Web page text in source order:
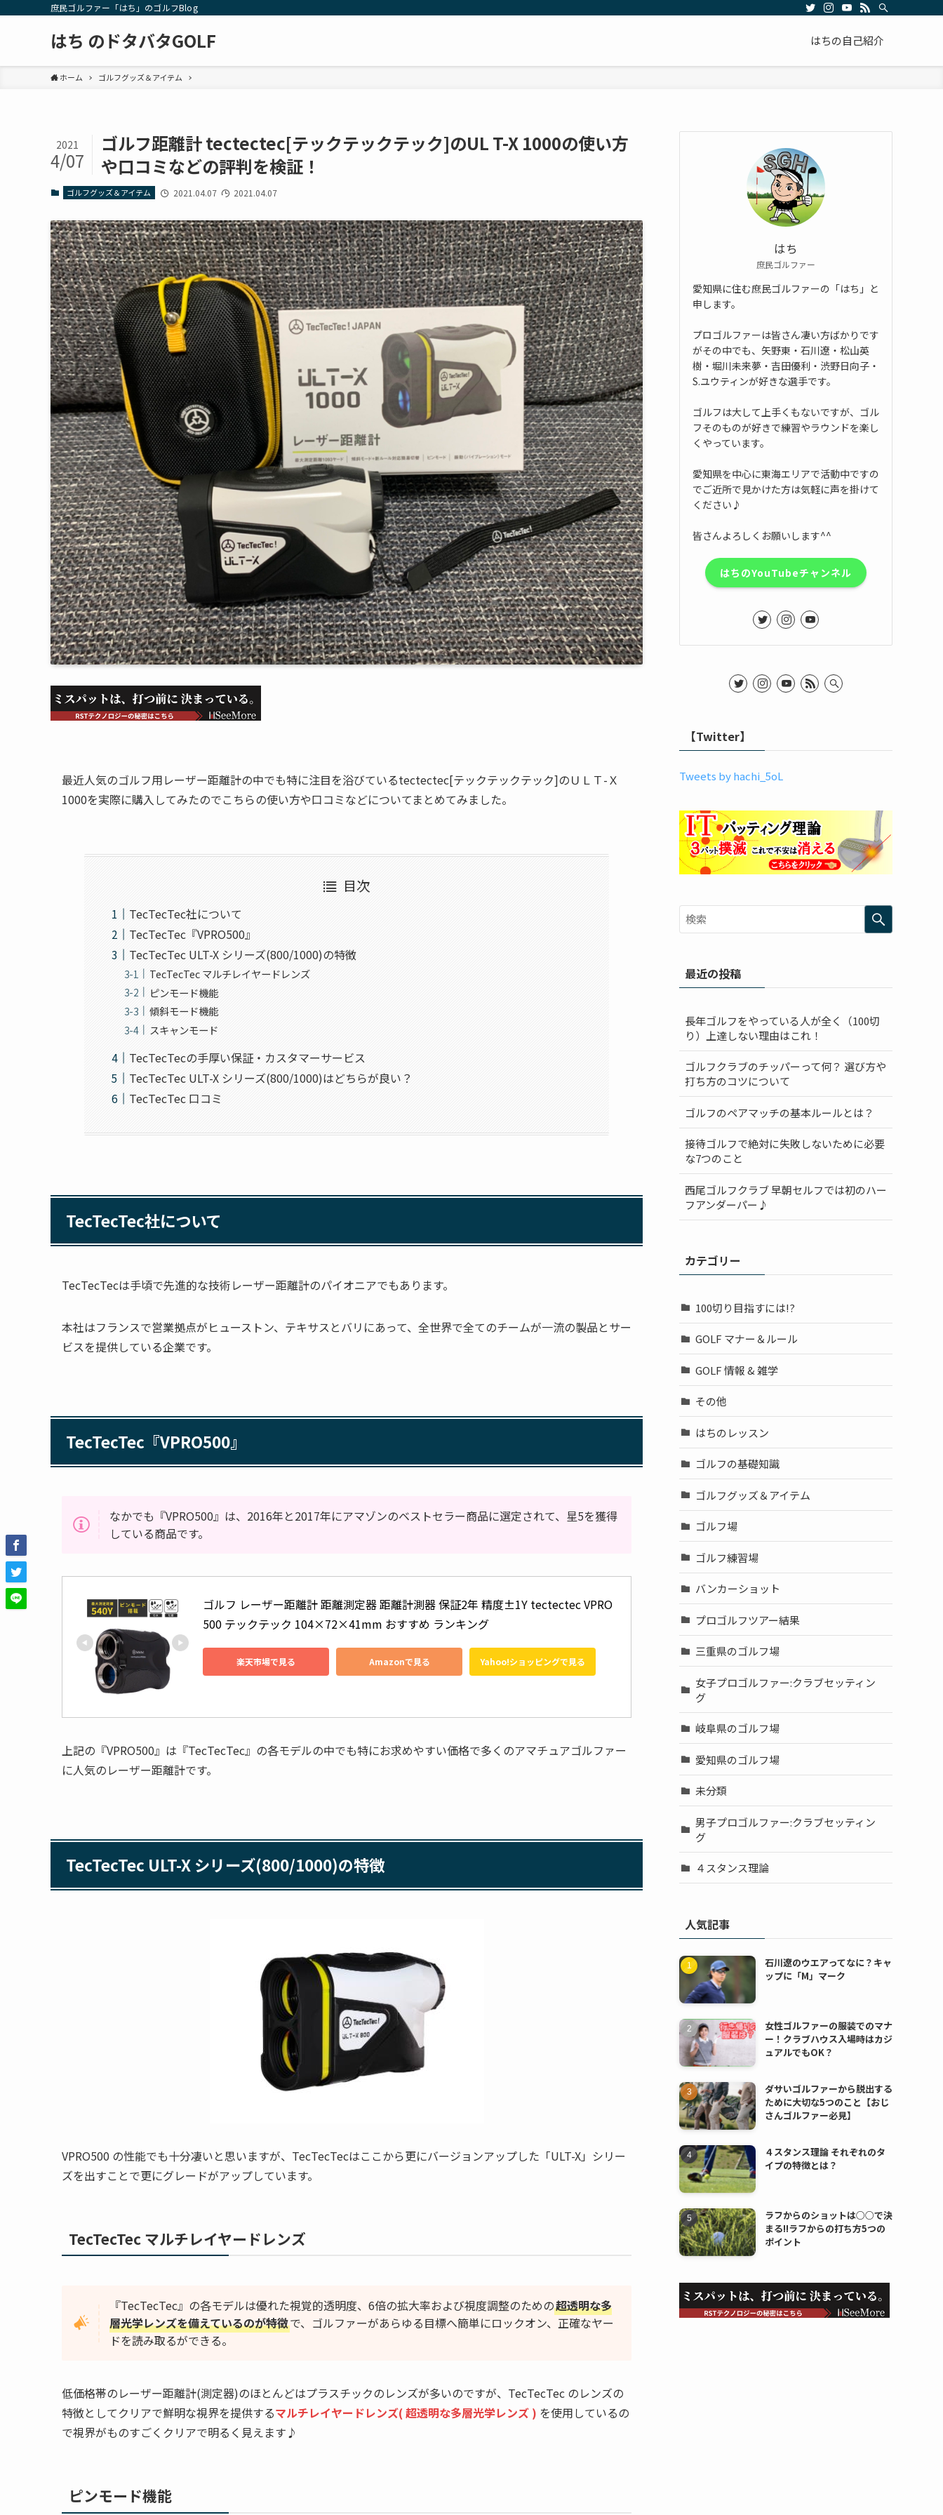
庶民ゴルファー「はち」のゴルフBlog
はち のドタバタGOLF はちの自己紹介
ホーム ゴルフグッズ＆アイテム
ゴルフ距離計 tectectec[テックテックテック]のUL T-X 1000の使い方
や口コミなどの評判を検証！
2021
4/07
ゴルフグッズ＆アイテム 2021.04.07 2021.04.07
最近人気のゴルフ用レーザー距離計の中でも特に注目を浴びているtectectec[テックテックテック]のＵＬＴ-Ｘ
1000を実際に購入してみたのでこちらの使い方や口コミなどについてまとめてみました。
目次
TecTecTec社について
TecTecTec『VPRO500』
TecTecTec ULT-X シリーズ(800/1000)の特徴
TecTecTec マルチレイヤードレンズ
ピンモード機能
傾斜モード機能
スキャンモード
TecTecTecの手厚い保証・カスタマーサービス
TecTecTec ULT-X シリーズ(800/1000)はどちらが良い？
TecTecTec 口コミ
TecTecTec社について
TecTecTecは手頃で先進的な技術レーザー距離計のパイオニアでもあります。
本社はフランスで営業拠点がヒューストン、テキサスとバリにあって、全世界で全てのチームが一流の製品とサー
ビスを提供している企業です。
TecTecTec『VPRO500』
なかでも『VPRO500』は、2016年と2017年にアマゾンのベストセラー商品に選定されて、星5を獲得
している商品です。
ゴルフ レーザー距離計 距離測定器 距離計測器 保証2年 精度±1Y tectectec VPRO
500 テックテック 104×72×41mm おすすめ ランキング
楽天市場で見る Amazonで見る Yahoo!ショッピングで見る
上記の『VPRO500』は『TecTecTec』の各モデルの中でも特にお求めやすい価格で多くのアマチュアゴルファー
に人気のレーザー距離計です。
TecTecTec ULT-X シリーズ(800/1000)の特徴
VPRO500 の性能でも十分凄いと思いますが、TecTecTecはここから更にバージョンアップした「ULT-X」シリー
ズを出すことで更にグレードがアップしています。
TecTecTec マルチレイヤードレンズ
『TecTecTec』の各モデルは優れた視覚的透明度、6倍の拡大率および視度調整のための超透明な多
層光学レンズを備えているのが特徴で、ゴルファーがあらゆる目標へ簡単にロックオン、正確なヤー
ドを読み取るができる。
低価格帯のレーザー距離計(測定器)のほとんどはプラスチックのレンズが多いのですが、TecTecTec のレンズの
特徴としてクリアで鮮明な視界を提供するマルチレイヤードレンズ( 超透明な多層光学レンズ ) を使用しているの
で視界がものすごくクリアで明るく見えます♪
ピンモード機能
はち
庶民ゴルファー
愛知県に住む庶民ゴルファーの「はち」と
申します。
プロゴルファーは皆さん凄い方ばかりです
がその中でも、矢野東・石川遼・松山英
樹・堀川未来夢・吉田優利・渋野日向子・
S.ユウティンが好きな選手です。
ゴルフは大して上手くもないですが、ゴル
フそのものが好きで練習やラウンドを楽し
くやっています。
愛知県を中心に東海エリアで活動中ですの
でご近所で見かけた方は気軽に声を掛けて
ください♪
皆さんよろしくお願いします^^
はちのYouTubeチャンネル
【Twitter】
Tweets by hachi_5oL
最近の投稿
長年ゴルフをやっている人が全く（100切
り）上達しない理由はこれ！
ゴルフクラブのチッパーって何？ 選び方や
打ち方のコツについて
ゴルフのペアマッチの基本ルールとは？
接待ゴルフで絶対に失敗しないために必要
な7つのこと
西尾ゴルフクラブ 早朝セルフでは初のハー
フアンダーパー♪
カテゴリー
100切り目指すには!?
GOLF マナー＆ルール
GOLF 情報 & 雑学
その他
はちのレッスン
ゴルフの基礎知識
ゴルフグッズ＆アイテム
ゴルフ場
ゴルフ練習場
バンカーショット
プロゴルフツアー結果
三重県のゴルフ場
女子プロゴルファー:クラブセッティン
グ
岐阜県のゴルフ場
愛知県のゴルフ場
未分類
男子プロゴルファー:クラブセッティン
グ
４スタンス理論
人気記事
石川遼のウエアってなに？キャ
ップに「M」マーク
女性ゴルファーの服装でのマナ
ー！クラブハウス入場時はカジ
ュアルでもOK？
ダサいゴルファーから脱出する
ために大切な5つのこと【おじ
さんゴルファー必見】
４スタンス理論 それぞれのタ
イプの特徴とは？
ラフからのショットは○○で決
まる!!ラフからの打ち方5つの
ポイント